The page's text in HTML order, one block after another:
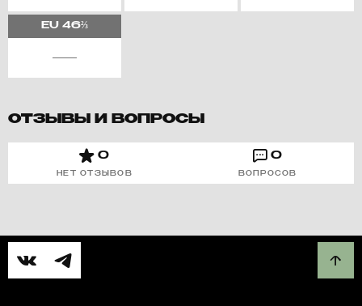
EU 46⅔
ОТЗЫВЫ И ВОПРОСЫ
0
НЕТ ОТЗЫВОВ
0
ВОПРОСОВ